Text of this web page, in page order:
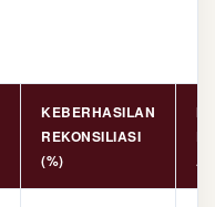
KEBERHASILAN
REKONSILIASI
(%)